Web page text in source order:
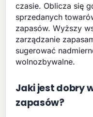
czasie. Oblicza się
sprzedanych
zapasów. Wyższy
zarządzanie
sugerować
wolnozbywalne.
Jaki jest dobry
zapasów?